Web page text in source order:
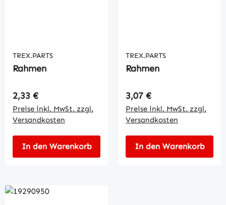
TREX.PARTS
Rahmen
Regulärer Preis:
2,33 €
Preise inkl. MwSt. zzgl.
Versandkosten
In den Warenkorb
TREX.PARTS
Rahmen
Regulärer Preis:
3,07 €
Preise inkl. MwSt. zzgl.
Versandkosten
In den Warenkorb